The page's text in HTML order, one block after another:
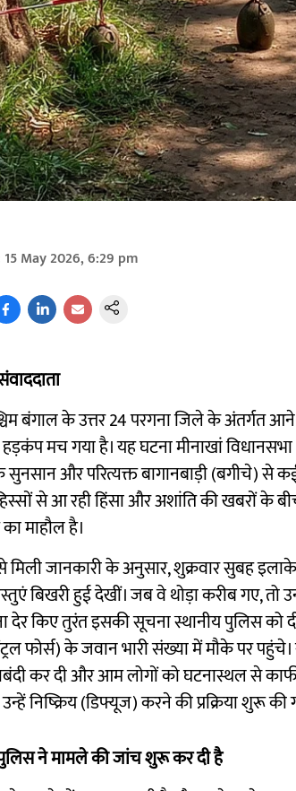
15 May 2026, 6:29 pm
बंगाल के उत्तर 24 परगना जिले के अंतर्गत आने
मच गया है। यह घटना मीनाखां विधानसभा
और परित्यक्त बागानबाड़ी (बगीचे) से
से आ रही हिंसा और अशांति की खबरों के
माहौल है।
से मिली जानकारी के अनुसार, शुक्रवार सुबह
बिखरी हुई देखीं। जब वे थोड़ा करीब गए,
देर किए तुरंत इसकी सूचना स्थानीय पुलिस
फोर्स) के जवान भारी संख्या में मौके पर
कर दी और आम लोगों को घटनास्थल से
निष्क्रिय (डिफ्यूज) करने की प्रक्रिया शुरू की
ने मामले की जांच शुरू कर दी है